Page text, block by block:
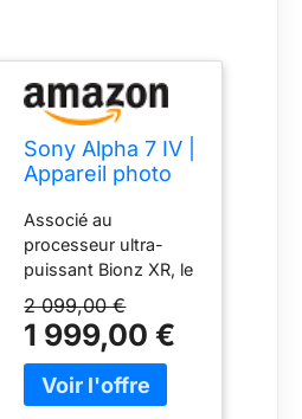
Sony Alpha 7 IV |
Appareil photo
Plein Format (33
Mégapixels,
Mise au point AF
en temps réel,
Rafale à 10
images/s, Vidéo
4K 60p, Écran
orientable
Associé au
processeur ultra-
puissant Bionz XR, le
nouveau capteur
Exmor R rétro-éclairé
plein format de 33
mégapixels garantit
une qualité d'images
2 099,00 €
1 999,00 €